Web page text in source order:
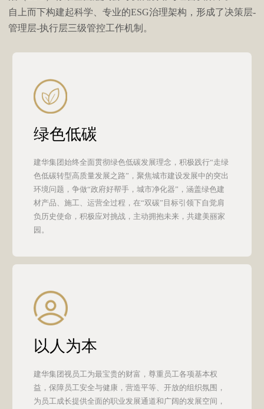
可持续发展管治
SUSTAINABILITY GOVERNANCE
治（ESG）标准全面融入公司发展战略与经营决策中。
自上而下构建起科学、专业的ESG治理架构，形成了决
管理层-执行层三级管控工作机制。
绿色低碳
建华集团始终全面贯彻绿色低碳发展理念，积极践行“走绿
色低碳转型高质量发展之路”，聚焦城市建设发展中的突出
环境问题，争做“政府好帮手，城市净化器”，涵盖绿色建
材产品、施工、运营全过程，在“双碳”目标引领下自觉肩
负历史使命，积极应对挑战，主动拥抱未来，共建美丽家
园。